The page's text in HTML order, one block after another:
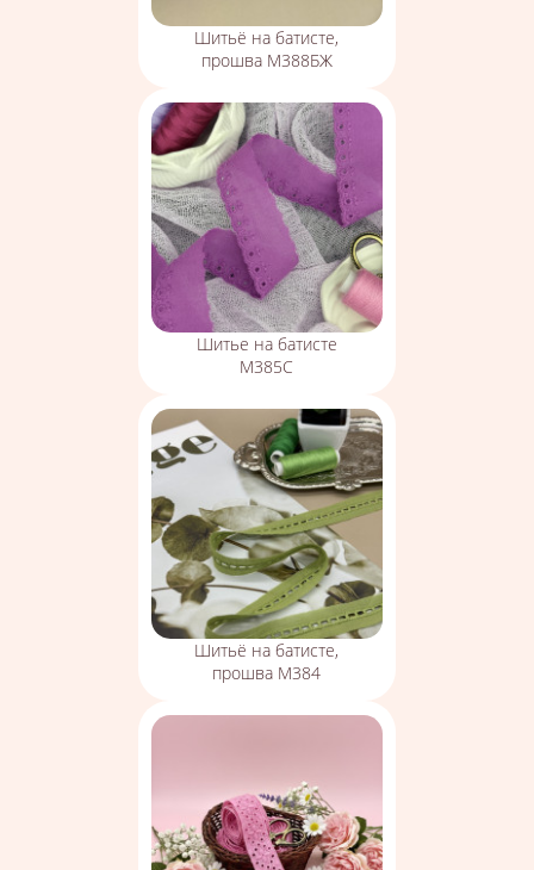
Шитьё на батисте,
прошва М388БЖ
Шитье на батисте
М385С
Шитьё на батисте,
прошва М384